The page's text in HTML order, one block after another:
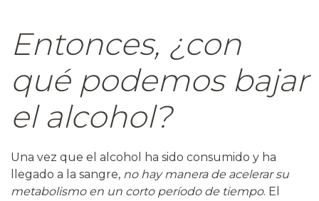
Entonces, ¿con
qué podemos bajar
el alcohol?
Una vez que el alcohol ha sido consumido y ha
llegado a la sangre, no hay manera de acelerar su
metabolismo en un corto período de tiempo. El